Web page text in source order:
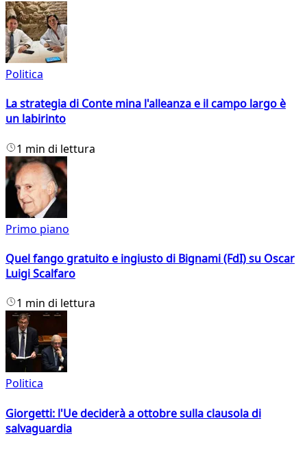
Politica
La strategia di Conte mina l'alleanza e il campo largo è
un labirinto
1 min di lettura
Primo piano
Quel fango gratuito e ingiusto di Bignami (FdI) su Oscar
Luigi Scalfaro
1 min di lettura
Politica
Giorgetti: l'Ue deciderà a ottobre sulla clausola di
salvaguardia